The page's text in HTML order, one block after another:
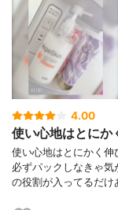
4.00
使い心地はとにか
使い心地はとにかく
必ずパックしなきゃ
の役割が入ってるだ